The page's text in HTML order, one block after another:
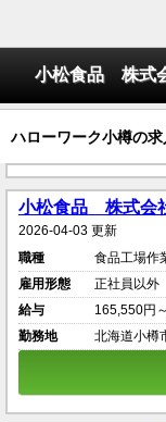
小松食品 株式
ハローワーク小樽の
小松食品 株式会
2026-04-03 更新
職種
食品工場作
雇用形態
正社員以外
給与
165,550円
勤務地
北海道小樽